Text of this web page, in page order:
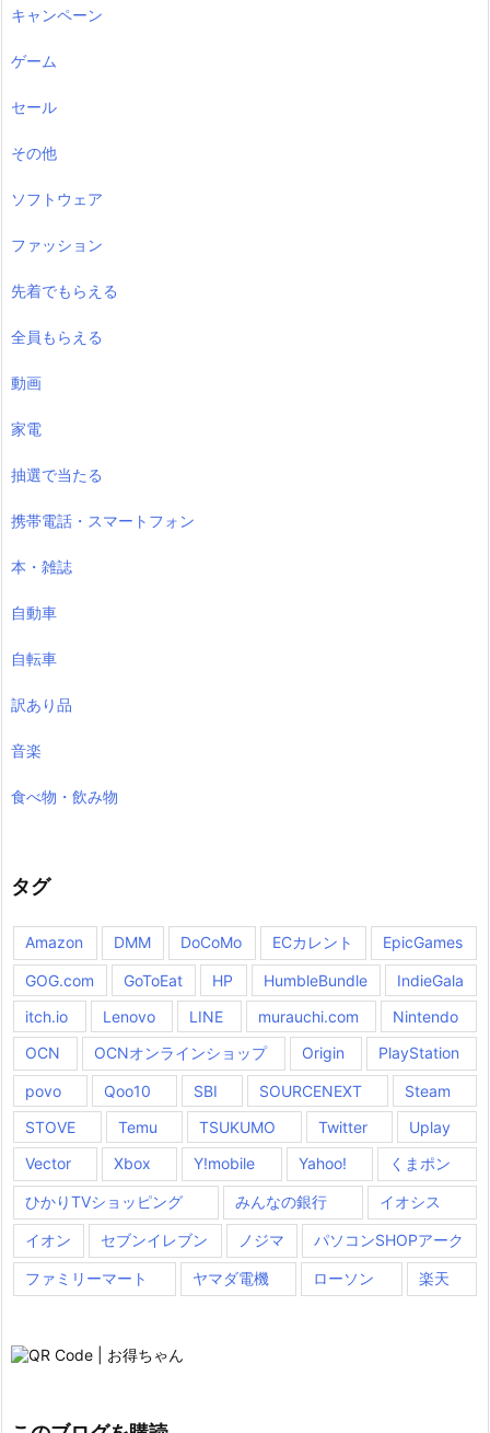
キャンペーン
ゲーム
セール
その他
ソフトウェア
ファッション
先着でもらえる
全員もらえる
動画
家電
抽選で当たる
携帯電話・スマートフォン
本・雑誌
自動車
自転車
訳あり品
音楽
食べ物・飲み物
タグ
Amazon DMM DoCoMo ECカレント EpicGames
GOG.com GoToEat HP HumbleBundle
IndieGala
itch.io
Lenovo LINE murauchi.com
Nintendo
OCN
OCNオンラインショップ Origin PlayStation
povo Qoo10 SBI SOURCENEXT
Steam
STOVE
Temu TSUKUMO Twitter
Uplay
Vector
Xbox Y!mobile Yahoo! くまポン
ひかりTVショッピング みんなの銀行 イオシス
イオン セブンイレブン ノジマ パソコンSHOPアーク
ファミリーマート ヤマダ電機 ローソン 楽天